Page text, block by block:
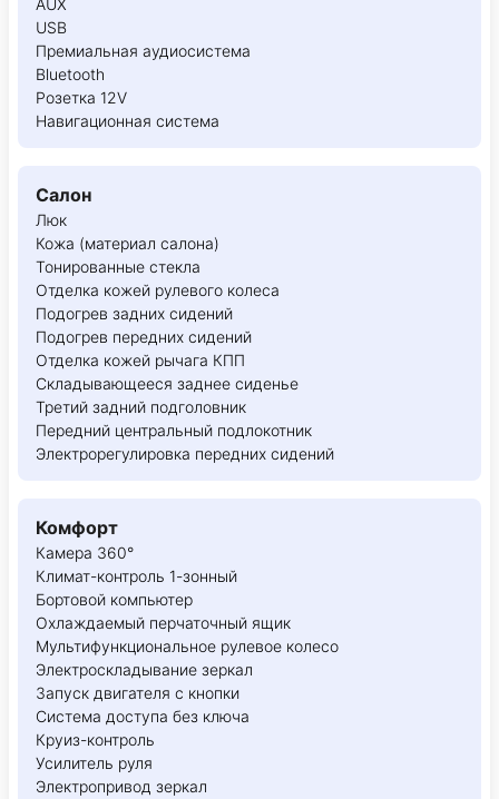
AUX
USB
Премиальная аудиосистема
Bluetooth
Розетка 12V
Навигационная система
Салон
Люк
Кожа (материал салона)
Тонированные стекла
Отделка кожей рулевого колеса
Подогрев задних сидений
Подогрев передних сидений
Отделка кожей рычага КПП
Складывающееся заднее сиденье
Третий задний подголовник
Передний центральный подлокотник
Электрорегулировка передних сидений
Комфорт
Камера 360°
Климат-контроль 1-зонный
Бортовой компьютер
Охлаждаемый перчаточный ящик
Мультифункциональное рулевое колесо
Электроскладывание зеркал
Запуск двигателя с кнопки
Система доступа без ключа
Круиз-контроль
Усилитель руля
Электропривод зеркал